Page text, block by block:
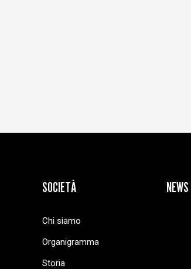
SOCIETÀ
Chi siamo
Organigramma
Storia
NEWS